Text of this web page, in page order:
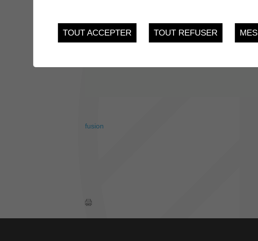
fusion
TOUT ACCEPTER TOUT REFUSER